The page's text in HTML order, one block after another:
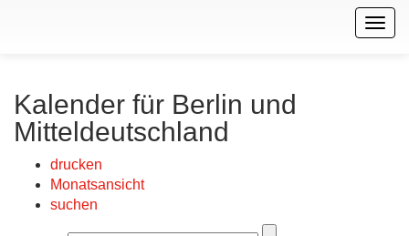
Kalender für Berlin und
Mitteldeutschland
drucken
Monatsansicht
suchen